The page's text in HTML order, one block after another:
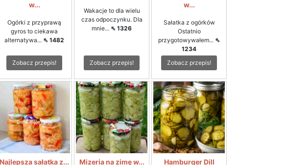
w...
Ogórki z przyprawą
gyros to ciekawa
alternatywa... ⇖ 1482
Zobacz przepis!
Wakacje to dla wielu
czas odpoczynku. Dla
mnie... ⇖ 1326
Zobacz przepis!
w...
Sałatka z ogórków
Ostatnio
przygotowywałem... ⇖
1234
Zobacz przepis!
Najlepsza sałatka z... Mizeria na zimę w... Hamburger Dill